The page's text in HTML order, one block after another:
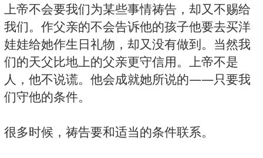
上帝不会要我们为某些事情祷告，却又不赐给
我们。作父亲的不会告诉他的孩子他要去买洋
娃娃给她作生日礼物，却又没有做到。当然我
们的天父比地上的父亲更守信用。上帝不是
人，他不说谎。他会成就她所说的——只要我
们守他的条件。
很多时候，祷告要和适当的条件联系。